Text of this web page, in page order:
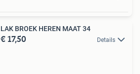
LAK BROEK HEREN MAAT 34
€ 17,50 Details